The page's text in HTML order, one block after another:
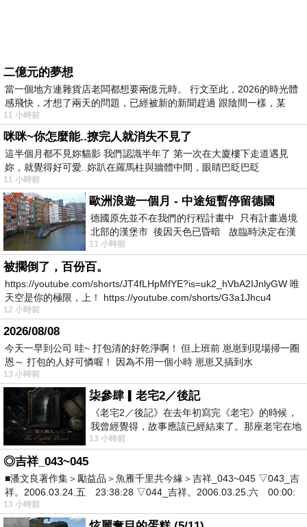
二億元的夢想
當一個地方連雜貨店老闆都想要兩億元時。 行文至此，2026的時光體
感飛快，才想了兩天的問題，已經被新的新聞趕過 跟陰間一樣，某
11 小時前
咪咪~你怎麼能..撩完人就消失不見了
這半個月都不見妳貓影 我們認識半年了 第一次在大廈樓下走道遇見
妳，就覺得好可愛..妳趴在羅馬柱與牆體中間，眼睛巴眨巴眨
11 小時前
歐洲浪遊一個月 - 中途短暫停留德國
德國原先並不在我們的行程計畫中 只有計畫過境
北部的漢堡市 後因天色已昏暗 故臨時決定在漢
堡市吃晚餐和過夜
11 小時前
被擱倒了，百份百。
https://youtube.com/shorts/JT4fLHpMfYE?is=uk2_hVbA2IJnlyGW 唯
天空是你的極限，上！ https://youtube.com/shorts/G3a1Jhcu4
12 小時前
2026/08/08
今天一早到公司 哇~ 打包清的好乾淨啊！ 但上班前 崽崽到現場掃一圈
恩～ 打包的人好可憐喔！ 因為不用一個小時 崽崽又搞到水
13 小時前
柒參肆▎老宅2／後記
《老宅2／後記》在去年初寫完《老宅》的時候，
我曾經覺得，故事應該已經結束了。那座老宅在地
震中倒塌，七個人終於離開那片黑暗，
13 小時前
◎吉祥_043~045
■潘文良著作集＞勵益品＞魚雁千里共今緣＞吉祥_043~045 ▽043_吉
祥。2006.03.24.五 23:38:28 ▽044_吉祥。2006.03.25.六 00:00:
13 小時前